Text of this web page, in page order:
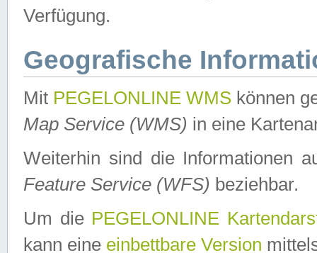
Verfügung.
Geografische
Mit PEGELONLINE WMS können
Map Service (WMS) in eine
Weiterhin sind die Informationen
Feature Service (WFS) beziehbar.
Um die PEGELONLINE
kann eine einbettbare Version